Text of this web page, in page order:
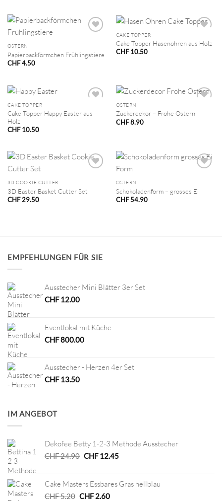
OSTERN
Papierbackförmchen Frühlingstiere
CHF4.50
CAKE TOPPER
Cake Topper Hasenohren aus Holz
CHF10.50
CAKE TOPPER
Cake Topper Happy Easter aus
Holz
CHF10.50
OSTERN
Zuckerdekor – Frohe Ostern
CHF8.90
3D COOKIE CUTTER
3D Easter Basket Cutter Set
CHF29.50
OSTERN
Schokoladenform – grosses Ei
CHF54.90
EMPFEHLUNGEN FÜR SIE
Ausstecher Mini Blätter 3er Set
CHF12.00
Eventlokal mit Küche
CHF800.00
Ausstecher - Herzen 4er Set
CHF13.50
IM ANGEBOT
Dekofee Betty 1-2-3 Methode Ausstecher
CHF24.90 Ursprünglicher
CHF 24.90
CHF12.45Aktueller
CHF 12.45.
Cake Masters Essbares Gras hellblau
CHF5.20 Ursprünglicher
CHF2.60Aktueller